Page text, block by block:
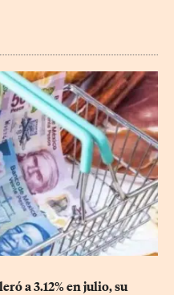
a 3.12% en julio, su